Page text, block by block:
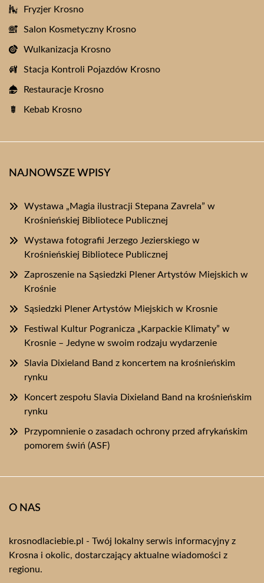
Fryzjer Krosno
Salon Kosmetyczny Krosno
Wulkanizacja Krosno
Stacja Kontroli Pojazdów Krosno
Restauracje Krosno
Kebab Krosno
NAJNOWSZE WPISY
Wystawa „Magia ilustracji Stepana Zavrela” w
Krośnieńskiej Bibliotece Publicznej
Wystawa fotografii Jerzego Jezierskiego w
Krośnieńskiej Bibliotece Publicznej
Zaproszenie na Sąsiedzki Plener Artystów Miejskich w
Krośnie
Sąsiedzki Plener Artystów Miejskich w Krosnie
Festiwal Kultur Pogranicza „Karpackie Klimaty” w
Krosnie – Jedyne w swoim rodzaju wydarzenie
Slavia Dixieland Band z koncertem na krośnieńskim
rynku
Koncert zespołu Slavia Dixieland Band na krośnieńskim
rynku
Przypomnienie o zasadach ochrony przed afrykańskim
pomorem świń (ASF)
O NAS
krosnodlaciebie.pl - Twój lokalny serwis informacyjny z
Krosna i okolic, dostarczający aktualne wiadomości z
regionu.